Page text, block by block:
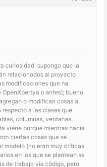
curiosidad: supongo que la
relacionados al proyecto
modificaciones que ha
o antes); bueno
o modifican cosas a
respecto a las clases que
columnas, ventanas,
viene porque mientras hacia
ciertas cosas que se
modelo (no eran muy críticas
en los que se plantean se
de trabajo via código, pero